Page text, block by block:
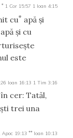
* 1 Cor 15:57 1 Ioan 4:15
cu* apă şi
şi cu
este
Ioan 16:13 1 Tim 3:16
cer: Tatăl,
trei una
Apoc 19:13 ** Ioan 10:13